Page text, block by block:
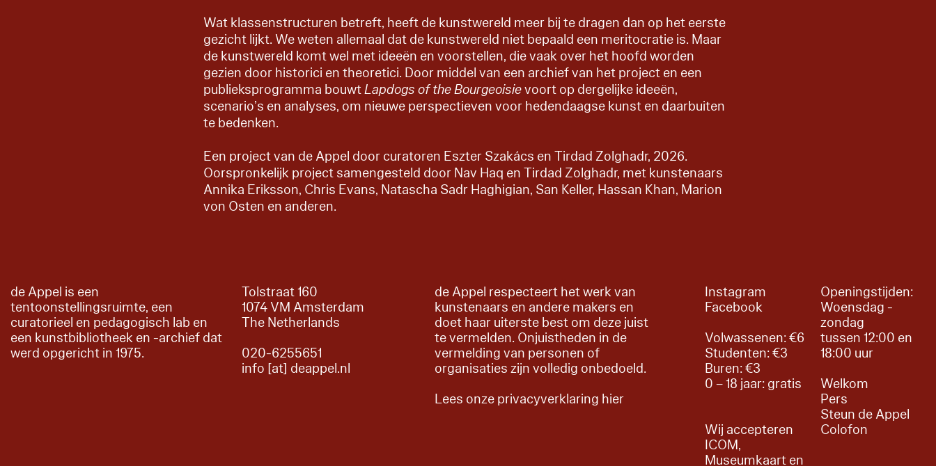
Wat klassenstructuren betreft, heeft de kunstwereld meer bij te dragen dan op het eerste
gezicht lijkt. We weten allemaal dat de kunstwereld niet bepaald een meritocratie is. Maar
de kunstwereld komt wel met ideeën en voorstellen, die vaak over het hoofd worden
gezien door historici en theoretici. Door middel van een archief van het project en een
publieksprogramma bouwtLapdogs of the Bourgeoisievoort op dergelijke ideeën,
scenario’s en analyses, om nieuwe perspectieven voor hedendaagse kunst en daarbuiten
te bedenken.
Een project van de Appel door curatoren Eszter Szakács en Tirdad Zolghadr, 2026.
Oorspronkelijk project samengesteld door Nav Haq en Tirdad Zolghadr, met kunstenaars
Annika Eriksson, Chris Evans, Natascha Sadr Haghigian, San Keller, Hassan Khan, Marion
von Osten en anderen.
de Appel is een
tentoonstellingsruimte, een
curatorieel en pedagogisch lab en
een kunstbibliotheek en -archief dat
werd opgericht in 1975.
Tolstraat 160
1074 VM Amsterdam
The Netherlands
020-6255651
info [at] deappel.nl
de Appel respecteert het werk van
kunstenaars en andere makers en
doet haar uiterste best om deze juist
te vermelden. Onjuistheden in de
vermelding van personen of
organisaties zijn volledig onbedoeld.
Lees onze privacyverklaring hier
Instagram
Facebook
Volwassenen: €6
Studenten: €3
Buren: €3
0 – 18 jaar: gratis
Wij accepteren
ICOM,
Museumkaart en
Openingstijden:
Woensdag -
zondag
tussen 12:00 en
18:00 uur
Welkom
Pers
Steun de Appel
Colofon